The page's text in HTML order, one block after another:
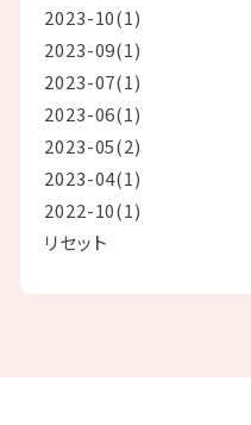
2023-10(1)
2023-09(1)
2023-07(1)
2023-06(1)
2023-05(2)
2023-04(1)
2022-10(1)
リセット